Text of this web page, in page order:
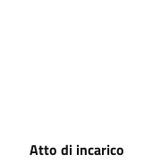
Atto di incarico